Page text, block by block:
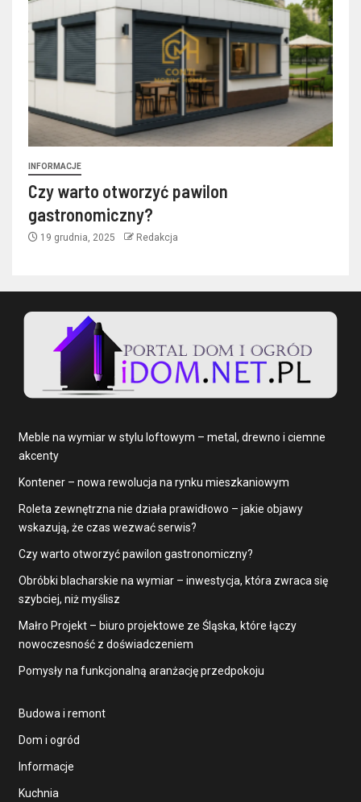
INFORMACJE
Czy warto otworzyć pawilon
gastronomiczny?
19 grudnia, 2025 Redakcja
Meble na wymiar w stylu loftowym – metal, drewno i ciemne
akcenty
Kontener – nowa rewolucja na rynku mieszkaniowym
Roleta zewnętrzna nie działa prawidłowo – jakie objawy
wskazują, że czas wezwać serwis?
Czy warto otworzyć pawilon gastronomiczny?
Obróbki blacharskie na wymiar – inwestycja, która zwraca się
szybciej, niż myślisz
Małro Projekt – biuro projektowe ze Śląska, które łączy
nowoczesność z doświadczeniem
Pomysły na funkcjonalną aranżację przedpokoju
Budowa i remont
Dom i ogród
Informacje
Kuchnia